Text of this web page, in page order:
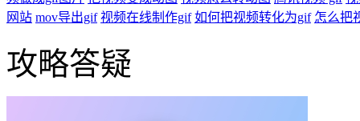
网站 mov导出gif 视频在线制作gif 如何把视频转化为gif 怎么把
攻略答疑